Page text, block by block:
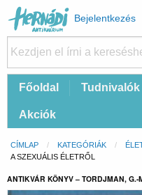
Felhasználói
fiók
menüje
Bejelentkezés
FőFőoldal Tudnivalók
Akciók
Morzsa
CÍMLAP KATEGÓRIÁK
CURRENT:
A SZEXUÁLIS ÉLETRŐL
ANTIKVÁR KÖNYV – TORDJMAN,